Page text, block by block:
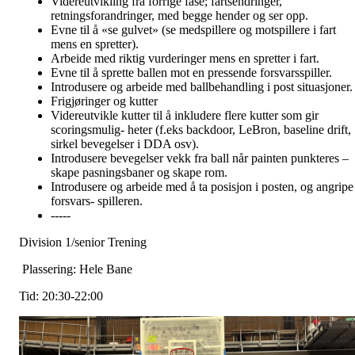
retningsforandringer, med begge hender og ser opp.
Evne til å «se gulvet» (se medspillere og motspillere i fart
mens en spretter).
Arbeide med riktig vurderinger mens en spretter i fart.
Evne til å sprette ballen mot en pressende forsvarsspiller.
Introdusere og arbeide med ballbehandling i post situasjoner.
Frigjøringer og kutter
Videreutvikle kutter til å inkludere flere kutter som gir
scoringsmulig- heter (f.eks backdoor, LeBron, baseline drift,
sirkel bevegelser i DDA osv).
Introdusere bevegelser vekk fra ball når painten punkteres –
skape pasningsbaner og skape rom.
Introdusere og arbeide med å ta posisjon i posten, og angripe
forsvars- spilleren.
-----
Division 1/senior Trening
Plassering: Hele Bane
Tid: 20:30-22:00